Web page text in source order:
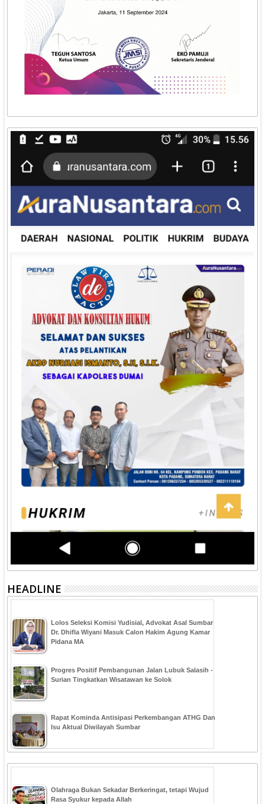
HEADLINE
‎Lolos Seleksi Komisi Yudisial, Advokat Asal Sumbar
Dr. Dhifla Wiyani Masuk Calon Hakim Agung Kamar
Pidana MA
Progres Positif Pembangunan Jalan Lubuk Salasih -
Surian Tingkatkan Wisatawan ke Solok
Rapat Kominda Antisipasi Perkembangan ATHG Dan
Isu Aktual Diwilayah Sumbar
Olahraga Bukan Sekadar Berkeringat, tetapi Wujud
Rasa Syukur kepada Allah